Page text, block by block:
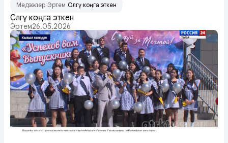
Медээлер Эртем Сөөлгү коңга эткен
Сөөлгү коңга эткен
Эртем26.05.2026